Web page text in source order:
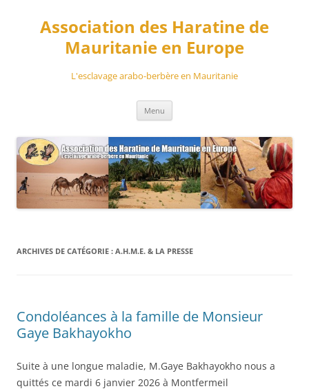
contenuAssociation des Haratine de
Mauritanie en Europe
L'esclavage arabo-berbère en Mauritanie
Menu
ARCHIVES DE CATÉGORIE : A.H.M.E. & LA PRESSE
Condoléances à la famille de Monsieur
Gaye Bakhayokho
Suite à une longue maladie, M.Gaye Bakhayokho nous a
quittés ce mardi 6 janvier 2026 à Montfermeil